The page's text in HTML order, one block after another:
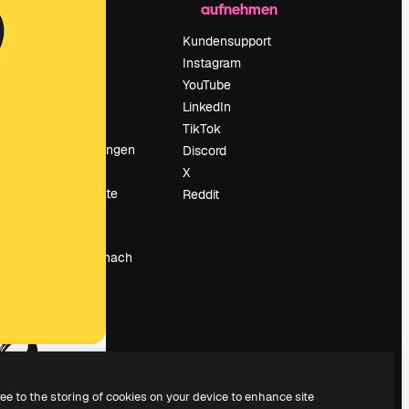
Veranstaltungen
Deine Inhalte
Suchst du nach
aufnehmen
Kundensupport
Instagram
YouTube
LinkedIn
TikTok
Discord
X
Reddit
to the storing of cookies on your device to enhance site